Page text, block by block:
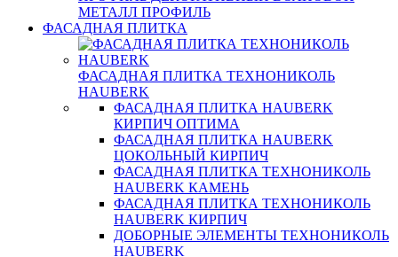
МЕТАЛЛ ПРОФИЛЬ
ФАСАДНАЯ ПЛИТКА
ФАСАДНАЯ ПЛИТКА ТЕХНОНИКОЛЬ
HAUBERK
ФАСАДНАЯ ПЛИТКА HAUBERK
КИРПИЧ ОПТИМА
ФАСАДНАЯ ПЛИТКА HAUBERK
ЦОКОЛЬНЫЙ КИРПИЧ
ФАСАДНАЯ ПЛИТКА ТЕХНОНИКОЛЬ
HAUBERK КАМЕНЬ
ФАСАДНАЯ ПЛИТКА ТЕХНОНИКОЛЬ
HAUBERK КИРПИЧ
ДОБОРНЫЕ ЭЛЕМЕНТЫ ТЕХНОНИКОЛЬ
HAUBERK